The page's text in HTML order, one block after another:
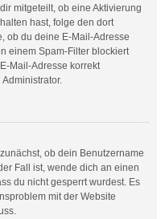
mitgeteilt, ob eine Aktivierung
hast, folge den dort
ob du deine E-Mail-Adresse
einem Spam-Filter blockiert
Mail-Adresse korrekt
ob dein Benutzername
Fall ist, wende dich an einen
du nicht gesperrt wurdest. Es
mit der Website